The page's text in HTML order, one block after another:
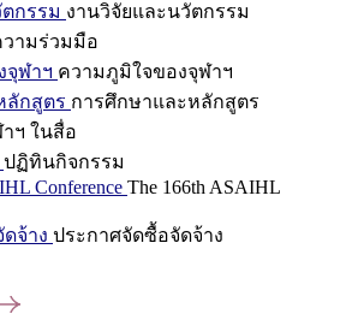
กรรม งานวิจัยและนวัตกรรม
วามร่วมมือ
จุฬาฯ ความภูมิใจของจุฬาฯ
ลักสูตร การศึกษาและหลักสูตร
ฯ ในสื่อ
ปฏิทินกิจกรรม
Conference The 166th ASAIHL
จ้าง ประกาศจัดซื้อจัดจ้าง